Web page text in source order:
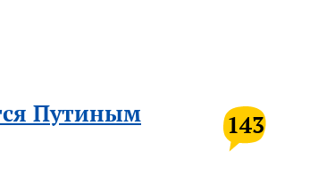
Путиным 143